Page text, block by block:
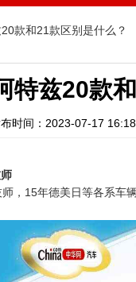
款和21款区别是什么？
特兹20款
时间：2023-07-17